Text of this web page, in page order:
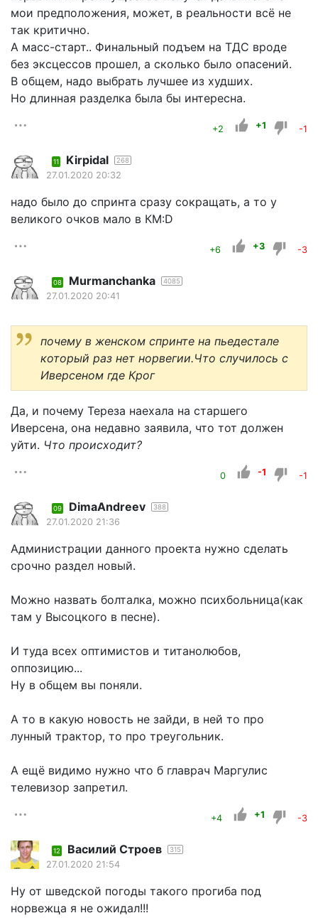
мои предположения, может, в реальности всё не
так критично.
А масс-старт.. Финальный подъем на ТДС вроде
без эксцессов прошел, а сколько было опасений.
В общем, надо выбрать лучшее из худших.
Но длинная разделка была бы интересна.
+2 +1 -1
11 Kirpidal 268
27.01.2020 20:32
надо было до спринта сразу сокращать, а то у
великого очков мало в КМ:D
+6 +3 -3
08 Murmanchanka 4085
27.01.2020 20:41
почему в женском спринте на пьедестале
который раз нет норвегии.Что случилось с
Иверсеном где Крог
Да, и почему Тереза наехала на старшего
Иверсена, она недавно заявила, что тот должен
уйти. Что происходит?
0 -1 -1
09 DimaAndreev 388
27.01.2020 21:36
Администрации данного проекта нужно сделать
срочно раздел новый.
Можно назвать болталка, можно психбольница(как
там у Высоцкого в песне).
И туда всех оптимистов и титанолюбов,
оппозицию...
Ну в общем вы поняли.
А то в какую новость не зайди, в ней то про
лунный трактор, то про треугольник.
А ещё видимо нужно что б главрач Маргулис
телевизор запретил.
+4 +1 -3
12 Василий Строев 315
27.01.2020 21:54
Ну от шведской погоды такого прогиба под
норвежца я не ожидал!!!